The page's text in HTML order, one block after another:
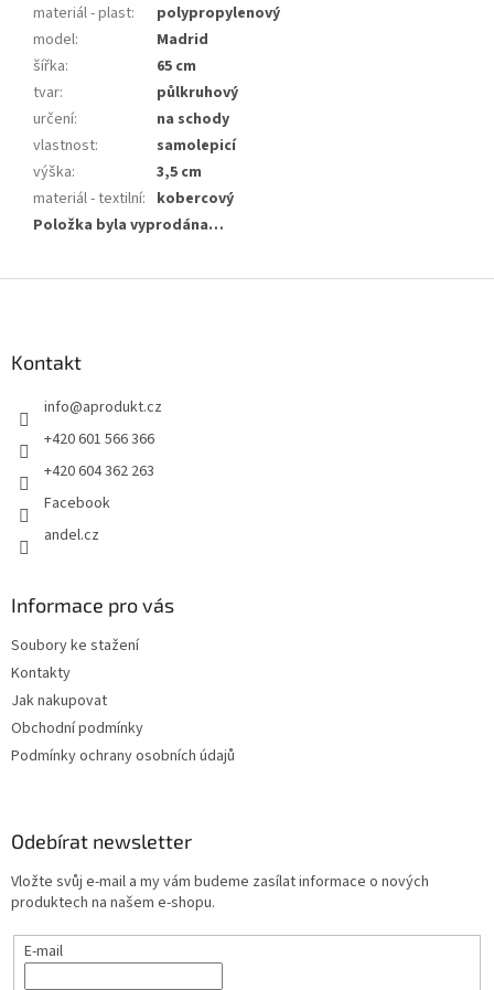
materiál - plast:
polypropylenový
model:
Madrid
šířka:
65 cm
tvar:
půlkruhový
určení:
na schody
vlastnost:
samolepicí
výška:
3,5 cm
materiál - textilní: kobercový
Položka byla vyprodána…
Kontakt
info@aprodukt.cz
+420 601 566 366
+420 604 362 263
Facebook
andel.cz
Informace pro vás
Soubory ke stažení
Kontakty
Jak nakupovat
Obchodní podmínky
Podmínky ochrany osobních údajů
Odebírat newsletter
Vložte svůj e-mail a my vám budeme zasílat informace o nových
produktech na našem e-shopu.
E-mail